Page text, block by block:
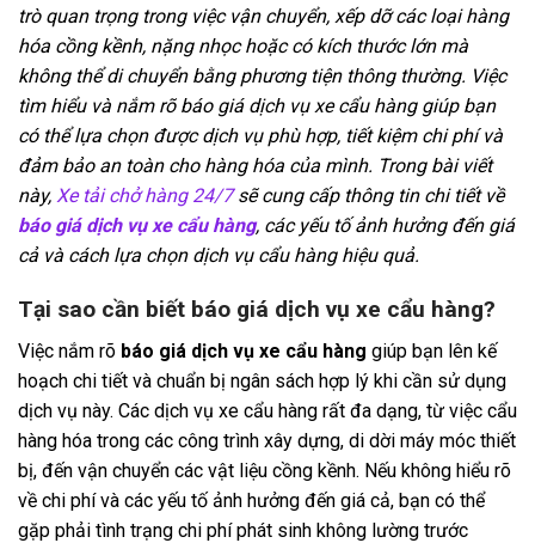
trò quan trọng trong việc vận chuyển, xếp dỡ các loại hàng
hóa cồng kềnh, nặng nhọc hoặc có kích thước lớn mà
không thể di chuyển bằng phương tiện thông thường. Việc
tìm hiểu và nắm rõ báo giá dịch vụ xe cẩu hàng giúp bạn
có thể lựa chọn được dịch vụ phù hợp, tiết kiệm chi phí và
đảm bảo an toàn cho hàng hóa của mình. Trong bài viết
này, Xe tải chở hàng 24/7sẽ cung cấp thông tin chi tiết về
báo giá dịch vụ xe cẩu hàng, các yếu tố ảnh hưởng đến giá
cả và cách lựa chọn dịch vụ cẩu hàng hiệu quả.
Tại sao cần biết báo giá dịch vụ xe cẩu hàng?
Việc nắm rõ báo giá dịch vụ xe cẩu hàng giúp bạn lên kế
hoạch chi tiết và chuẩn bị ngân sách hợp lý khi cần sử dụng
dịch vụ này. Các dịch vụ xe cẩu hàng rất đa dạng, từ việc cẩu
hàng hóa trong các công trình xây dựng, di dời máy móc thiết
bị, đến vận chuyển các vật liệu cồng kềnh. Nếu không hiểu rõ
về chi phí và các yếu tố ảnh hưởng đến giá cả, bạn có thể
gặp phải tình trạng chi phí phát sinh không lường trước